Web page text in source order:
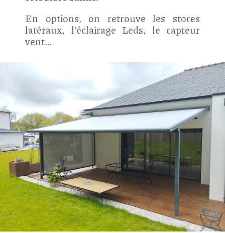
En options, on retrouve les stores
latéraux, l’éclairage Leds, le capteur
vent…